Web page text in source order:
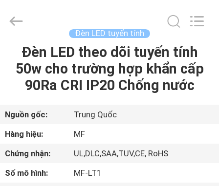
TRANG
CHỦ
SẢN
PHẨM
Feng
Lighting
Đèn LED tuyến tính
Đèn LED theo dõi tuyến tính
50w cho trường hợp khẩn cấp
90Ra CRI IP20 Chống nước
Nguồn gốc:
Trung Quốc
Hàng hiệu:
MF
Chứng nhận:
UL,DLC,SAA,TUV,CE, RoHS
Số mô hình:
MF-LT1